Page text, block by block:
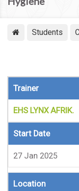
Students
Trainer
EHS LYNX AFRIK.
Start Date
27 Jan 2025
Location